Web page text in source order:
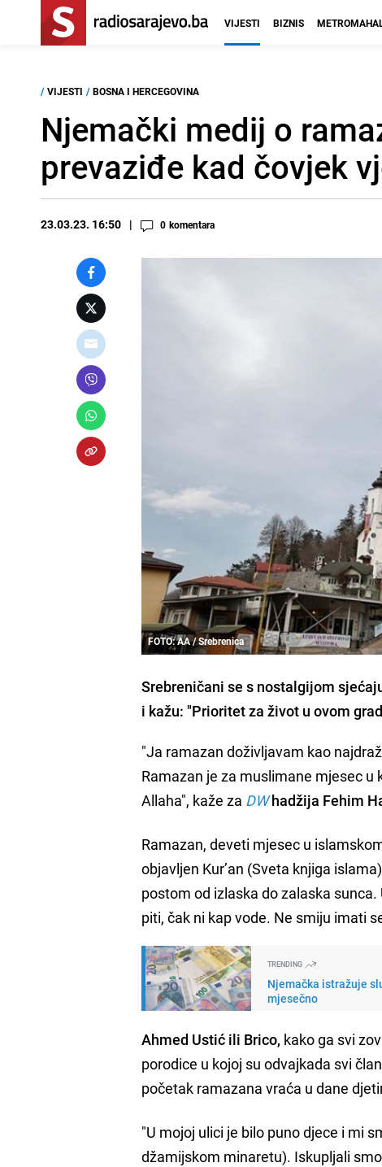
VIJESTI BIZNIS
/ VIJESTI / BOSNA I HERCEGOVINA
Njemački medij o
prevaziđe kad čovjek
23.03.23. 16:50 0 komentara
FOTO: AA / Srebrenica
Srebreničani se s nostalgijom
i kažu: "Prioritet za život u ovom
"Ja ramazan doživljavam kao
Ramazan je za muslimane mjesec u
Allaha", kaže za DWhadžija Fehim
Ramazan, deveti mjesec u
objavljen Kur’an (Sveta knjiga
postom od izlaska do zalaska
piti, čak ni kap vode. Ne smiju imati
TRENDING
Njemačka istražuje
mjesečno
Ahmed Ustić ili Brico, kako ga svi
porodice u kojoj su odvajkada svi
početak ramazana vraća u dane
"U mojoj ulici je bilo puno djece i mi
džamijskom minaretu). Iskupljali